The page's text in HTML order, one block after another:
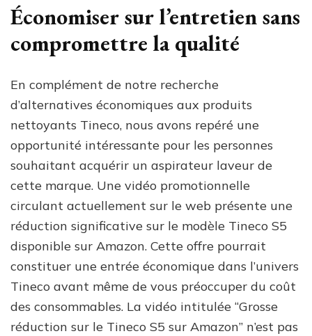
Économiser sur l’entretien sans
compromettre la qualité
En complément de notre recherche
d’alternatives économiques aux produits
nettoyants Tineco, nous avons repéré une
opportunité intéressante pour les personnes
souhaitant acquérir un aspirateur laveur de
cette marque. Une vidéo promotionnelle
circulant actuellement sur le web présente une
réduction significative sur le modèle Tineco S5
disponible sur Amazon. Cette offre pourrait
constituer une entrée économique dans l’univers
Tineco avant même de vous préoccuper du coût
des consommables. La vidéo intitulée “Grosse
réduction sur le Tineco S5 sur Amazon” n’est pas